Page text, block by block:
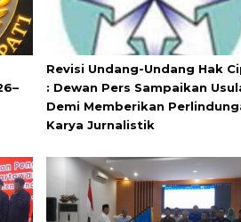
Revisi Undang-Undang Hak
: Dewan Pers Sampaikan
Demi Memberikan
Karya Jurnalistik